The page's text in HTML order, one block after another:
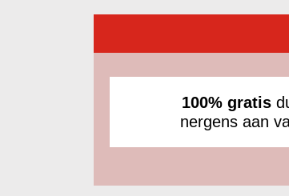
100% gratis
nergens aan